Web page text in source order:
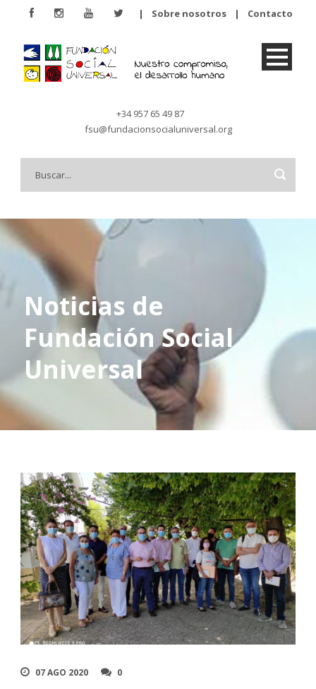
| Sobre nosotros | Contacto
+34 957 65 49 87
fsu@fundacionsocialuniversal.org
Noticias de
Fundación Social
Universal
07 AGO 2020 0